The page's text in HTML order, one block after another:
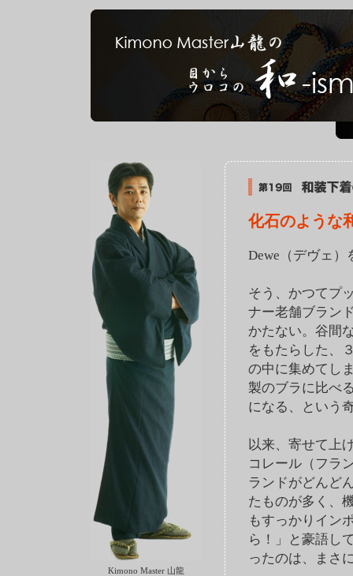
Kimono Master 山龍
化石のような
Dewe（デヴェ）
そう、かつてプ
ナー老舗ブラン
かたない。谷間
をもたらした、
の中に集めてし
製のブラに比べ
になる、という
以来、寄せて上
コレール（フラ
ランドがどんど
たものが多く、
もすっかりイン
ら！」と豪語し
ったのは、まさ